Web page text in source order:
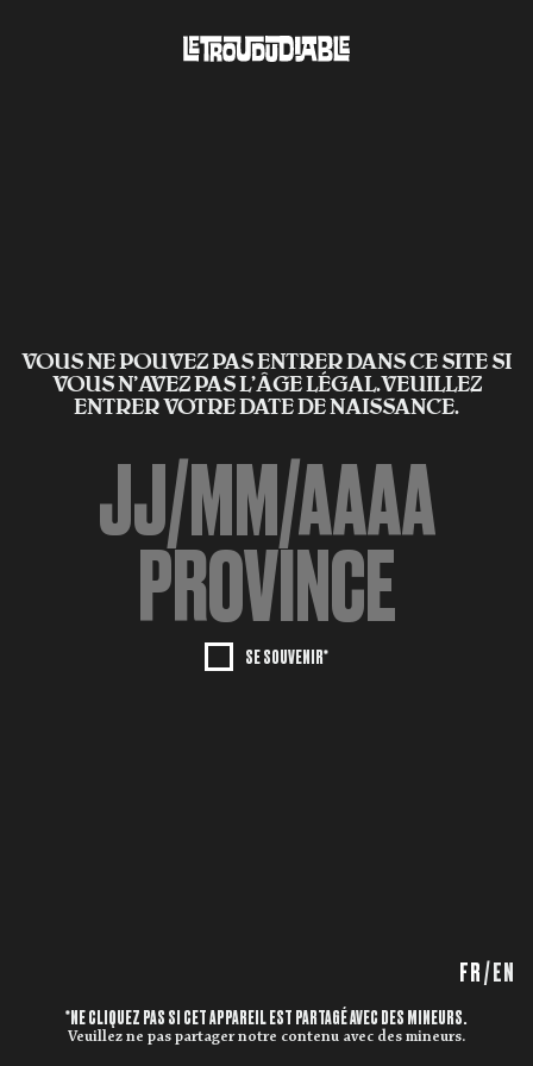
VOUS NE POUVEZ PAS ENTRER DANS CE SITE SI
VOUS N’AVEZ PAS L'ÂGE LÉGAL.VEUILLEZ
ENTRER VOTRE DATE DE NAISSANCE.
SE SOUVENIR*
FR/ EN
*NE CLIQUEZ PAS SI CET APPAREIL EST PARTAGÉ AVEC DES MINEURS.
Veuillez ne pas partager notre contenu avec des mineurs.